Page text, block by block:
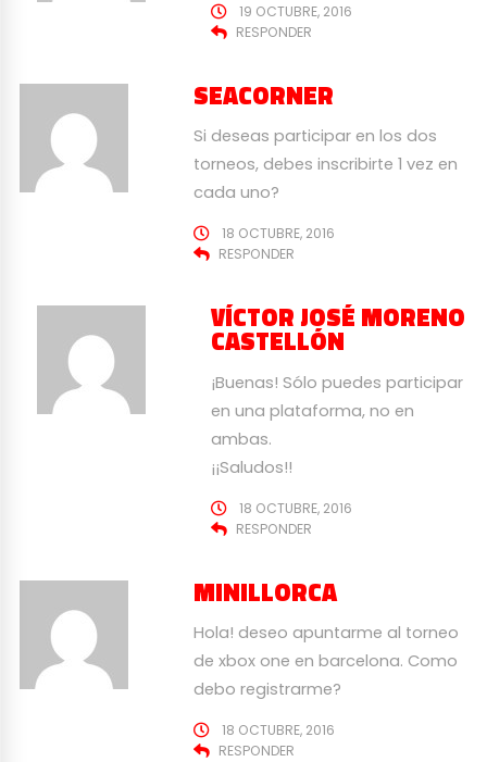
19 OCTUBRE, 2016
RESPONDER
SEACORNER
Si deseas participar en los dos
torneos, debes inscribirte 1 vez en
cada uno?
18 OCTUBRE, 2016
RESPONDER
VÍCTOR JOSÉ MORENO
CASTELLÓN
¡Buenas! Sólo puedes participar
en una plataforma, no en
ambas.
¡¡Saludos!!
18 OCTUBRE, 2016
RESPONDER
MINILLORCA
Hola! deseo apuntarme al torneo
de xbox one en barcelona. Como
debo registrarme?
18 OCTUBRE, 2016
RESPONDER